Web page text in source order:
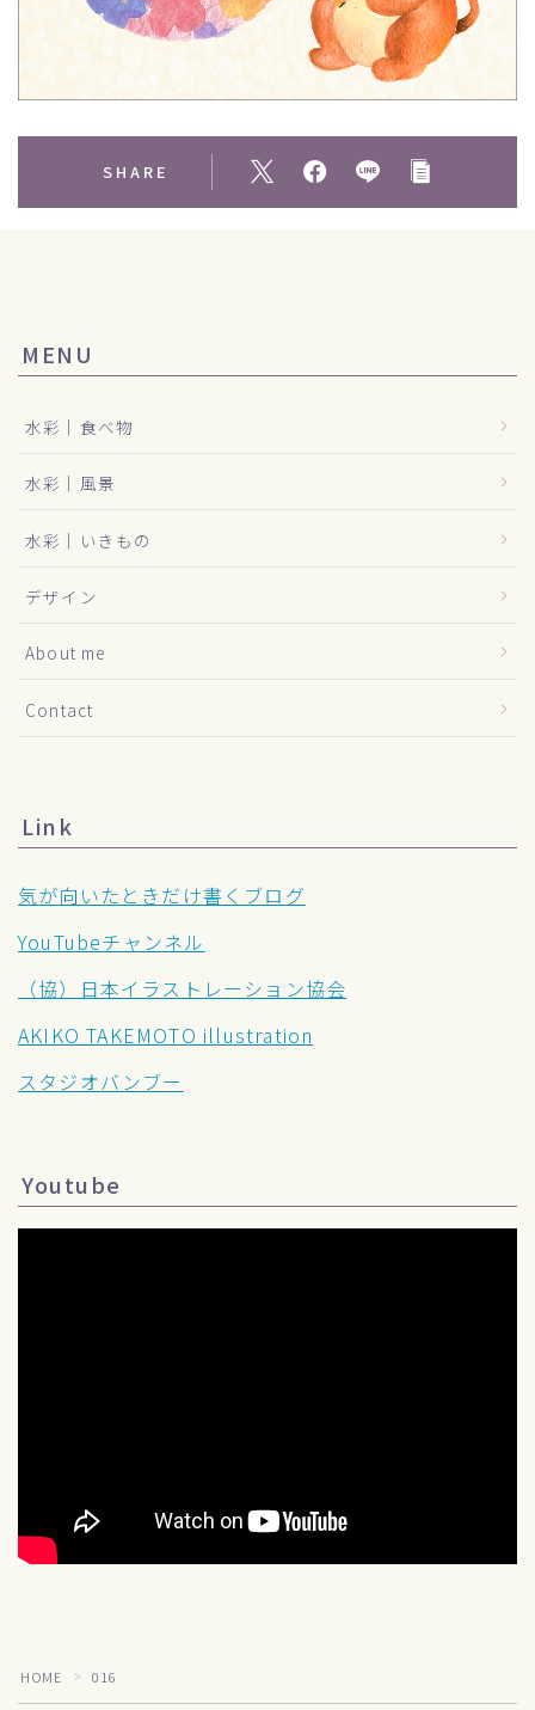
SHARE
MENU
水彩｜食べ物
水彩｜風景
水彩｜いきもの
デザイン
About me
Contact
Link
気が向いたときだけ書くブログ
YouTubeチャンネル
（協）日本イラストレーション協会
AKIKO TAKEMOTO illustration
スタジオバンブー
Youtube
HOME ＞ 016